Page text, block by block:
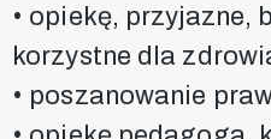
• opiekę, przyjazne,
korzystne dla
• poszanowanie